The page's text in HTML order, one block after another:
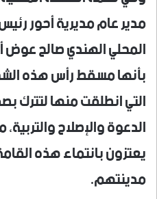
مدير عام مديرية أحور
المحلي الهندي صالح
بأنها مسقط رأس هذه
التي انطلقت منها لتترك
الدعوة والإصلاح
يعتزون بانتماء هذه
مدينتهم.